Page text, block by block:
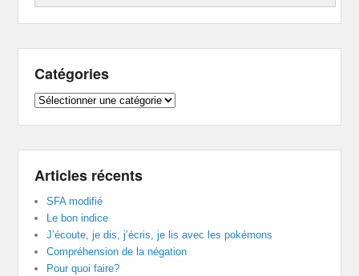
Catégories
Catégories
Articles récents
SFA modifié
Le bon indice
J’écoute, je dis, j’écris, je lis avec les pokémons
Compréhension de la négation
Pour quoi faire?